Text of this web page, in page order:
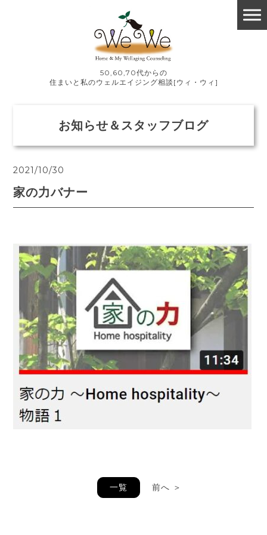
50,60,70代からの
住まいと私のウェルエイジング相談[ウィ・ウィ]
お知らせ＆スタッフブログ
2021/10/30
家の力バナー
一覧 前へ ＞